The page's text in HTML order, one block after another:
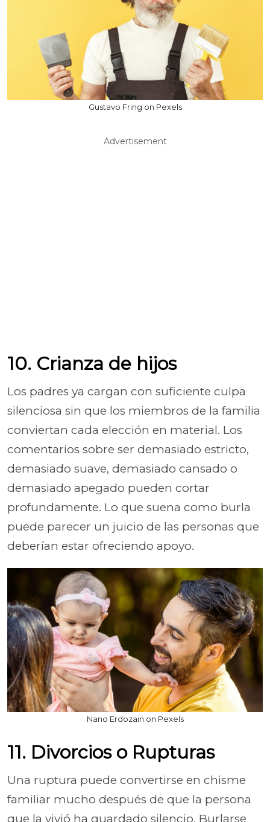
Gustavo Fring on Pexels
Advertisement
10. Crianza de hijos
Los padres ya cargan con suficiente culpa
silenciosa sin que los miembros de la familia
conviertan cada elección en material. Los
comentarios sobre ser demasiado estricto,
demasiado suave, demasiado cansado o
demasiado apegado pueden cortar
profundamente. Lo que suena como burla
puede parecer un juicio de las personas que
deberían estar ofreciendo apoyo.
Nano Erdozain on Pexels
11. Divorcios o Rupturas
Una ruptura puede convertirse en chisme
familiar mucho después de que la persona
que la vivió ha guardado silencio. Burlarse